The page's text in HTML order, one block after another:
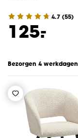
4.7 (55)
125.
-
Bezorgen 4 werkdagen